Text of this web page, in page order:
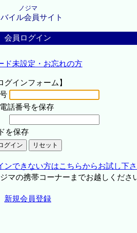
ノジマ
イル会員サイト
会員ログイン
ド未設定・お忘れの方
グインフォーム】
話番号を保存
を保存
ンできない方はこちらからお試し下
マの携帯コーナーまでお越しくださ
新規会員登録